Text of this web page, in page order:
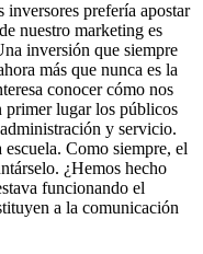
inversores prefería apostar
nuestro marketing es
inversión que siempre
más que nunca es la
conocer cómo nos
primer lugar los públicos
y servicio.
Como siempre, el
¿Hemos hecho
funcionando el
a la comunicación